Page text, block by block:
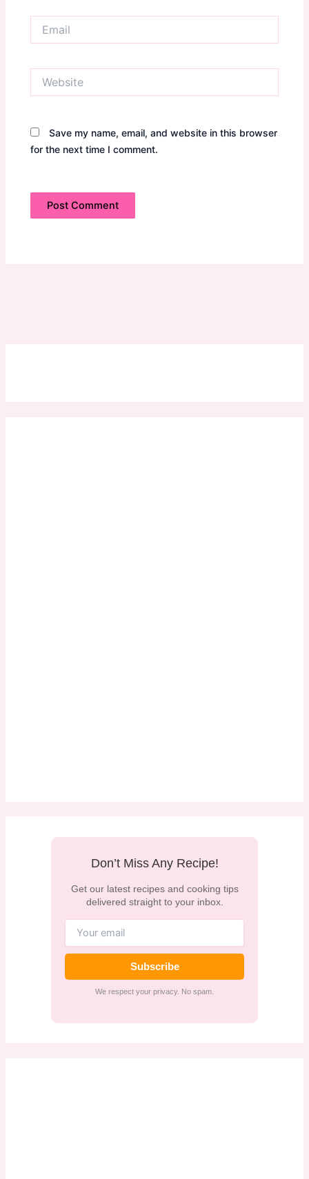
Save my name, email, and website in this browser
for the next time I comment.
Don’t Miss Any Recipe!
Get our latest recipes and cooking tips
delivered straight to your inbox.
Subscribe
We respect your privacy. No spam.